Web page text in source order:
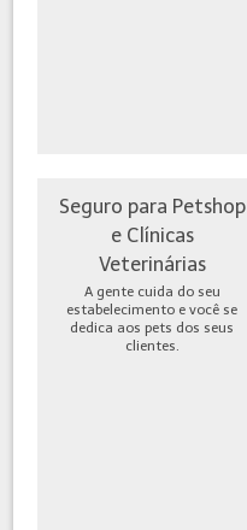
Seguro para Petshop
e Clínicas
Veterinárias
A gente cuida do seu
estabelecimento e você se
dedica aos pets dos seus
clientes.